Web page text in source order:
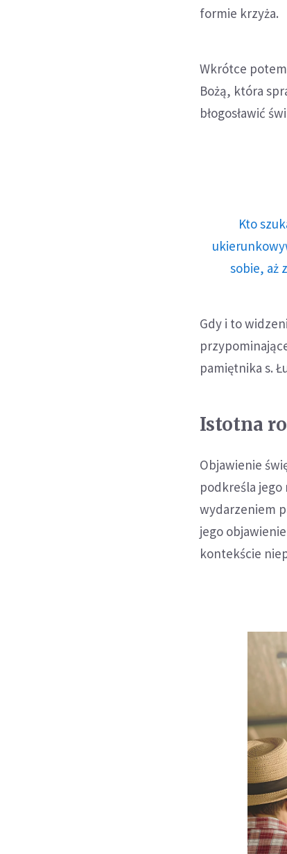
formie krzyża.
Wkrótce
Bożą, która
błogosławić
Kto
sobie, aż
Gdy i to
pamiętnika s.
Istotna
Objawienie
podkreśla jego
wydarzeniem
jego
kontekście